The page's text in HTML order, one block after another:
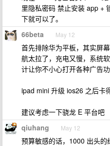
里隐私密码 禁止安装 app +
下就可以了。
66beta May 12
首先排除华为平板，其实屏
航太拉了，充电又慢，系统
计让你不小心打开各种广告功
ipad mini 升级 ios26 之后卡
建议考虑一下骁龙 E 平台吧
qiuhang May 12
预算敏感的话，1000 出头